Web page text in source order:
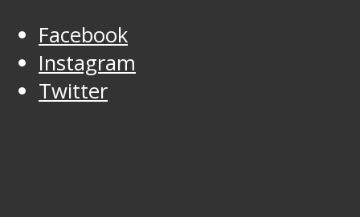
Facebook
Instagram
Twitter